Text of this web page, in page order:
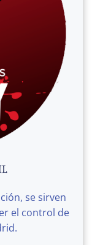
se sirven
el control de